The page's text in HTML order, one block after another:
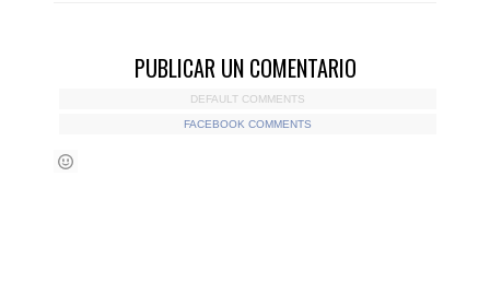
PUBLICAR UN COMENTARIO
DEFAULT COMMENTS
FACEBOOK COMMENTS